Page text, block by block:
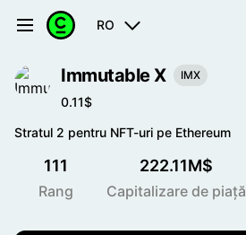
RO
Immutable X IMX
0.11$
Stratul 2 pentru NFT-uri pe Ethereum
111
Rang
222.11M$
Capitalizare de piață